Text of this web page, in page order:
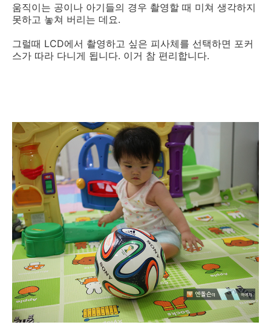
움직이는 공이나 아기들의 경우 촬영할 때 미쳐 생각하지
못하고 놓쳐 버리는 데요.
그럴때 LCD에서 촬영하고 싶은 피사체를 선택하면 포커
스가 따라 다니게 됩니다. 이거 참 편리합니다.